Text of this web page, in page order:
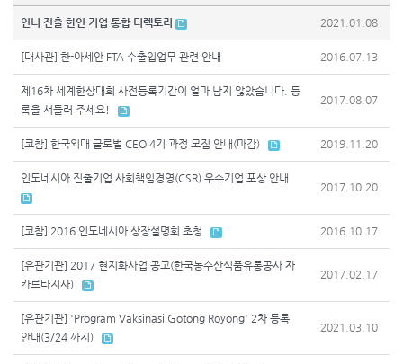
인니 진출 한인 기업 통합 디렉토리 2021.01.08
[대사관] 한-아세안 FTA 수출입업무 관련 안내 2016.07.13
제16차 세계한상대회 사전등록기간이 얼마 남지 않았습니다. 등
록을 서둘러 주세요!
2017.08.07
[코참] 한국외대 글로벌 CEO 4기 과정 모집 안내(마감) 2019.11.20
인도네시아 진출기업 사회책임경영(CSR) 우수기업 포상 안내
2017.10.20
[코참] 2016 인도네시아 상장설명회 초청 2016.10.17
[유관기관] 2017 현지화사업 공고(한국농수산식품유통공사 자
카르타지사)
2017.02.17
[유관기관] 'Program Vaksinasi Gotong Royong' 2차 등록
안내(3/24 까지)
2021.03.10